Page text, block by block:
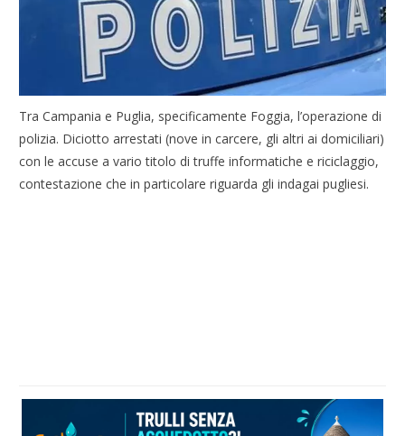
Tra Campania e Puglia, specificamente Foggia, l’operazione di
polizia. Diciotto arrestati (nove in carcere, gli altri ai domiciliari)
con le accuse a vario titolo di truffe informatiche e riciclaggio,
contestazione che in particolare riguarda gli indagai pugliesi.